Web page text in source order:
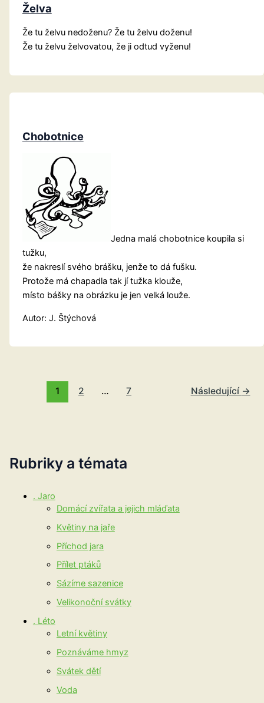
Rubriky a témata
. Jaro
Domácí zvířata a jejich mláďata
Květiny na jaře
Příchod jara
Přílet ptáků
Sázíme sazenice
Velikonoční svátky
. Léto
Letní květiny
Poznáváme hmyz
Svátek dětí
Voda
Želva
Že tu želvu nedoženu? Že tu želvu doženu!
Že tu želvu želvovatou, že ji odtud vyženu!
Chobotnice
Jedna malá chobotnice koupila si
tužku,
že nakreslí svého brášku, jenže to dá fušku.
Protože má chapadla tak jí tužka klouže,
místo bášky na obrázku je jen velká louže.
Autor: J. Štýchová
1 2 … 7 Následující →